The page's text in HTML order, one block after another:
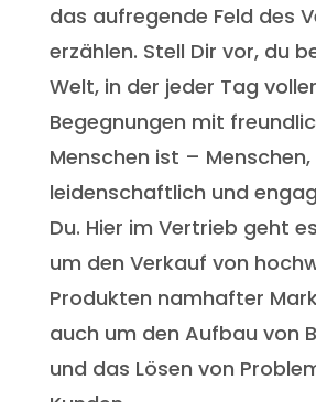
das aufregende Feld des
erzählen. Stell Dir vor, du
Welt, in der jeder Tag voller
Begegnungen mit
Menschen ist –
leidenschaftlich und
Du. Hier im Vertrieb geht
um den Verkauf von
Produkten namhafter
auch um den Aufbau von
und das Lösen von